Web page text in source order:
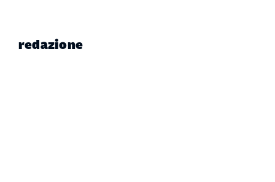
redazione